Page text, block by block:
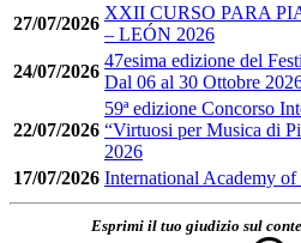
27/07/2026
XXII CURSO PARA
– LEÓN 2026
24/07/2026
47esima edizione del
Dal 06 al 30 Ottobre
22/07/2026
59ª edizione Concorso
“Virtuosi per Musica di
2026
17/07/2026 International Academy
Esprimi il tuo giudizio sul